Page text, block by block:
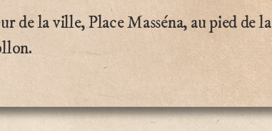
de la ville, Place Masséna, au pied de la